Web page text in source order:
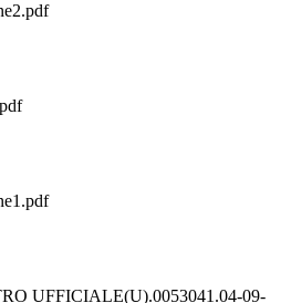
UFFICIALE(U).0053041.04-09-